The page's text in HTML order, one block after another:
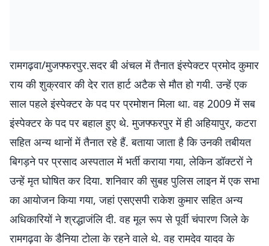
रामगढ़वा/मुजफ्फरपुर.सदर बी अंचल में तैनात इंस्पेक्टर प्रमोद कुमार
राय की शुक्रवार की देर रात हार्ट अटैक से मौत हो गयी. उन्हें एक
साल पहले इंस्पेक्टर के पद पर प्रमोशन मिला था. वह 2009 में सब
इंस्पेक्टर के पद पर बहाल हुए थे. मुजफ्फरपुर में ही अहियापुर, कटरा
सहित अन्य थानों में तैनात रहे हैं. बताया जाता है कि उनकी तबीयत
बिगड़ने पर प्रसाद अस्पताल में भर्ती कराया गया, लेकिन डॉक्टरों ने
उन्हें मृत घोषित कर दिया. शनिवार की सुबह पुलिस लाइन में एक सभा
का आयोजन किया गया, जहां एसएसपी राकेश कुमार सहित अन्य
अधिकारियों ने श्रद्धाजंलि दी. वह मूल रूप से पूर्वी चंपारण जिले के
रामगढ़वा के डैनिया टोला के रहने वाले थे. वह रामदेव यादव के